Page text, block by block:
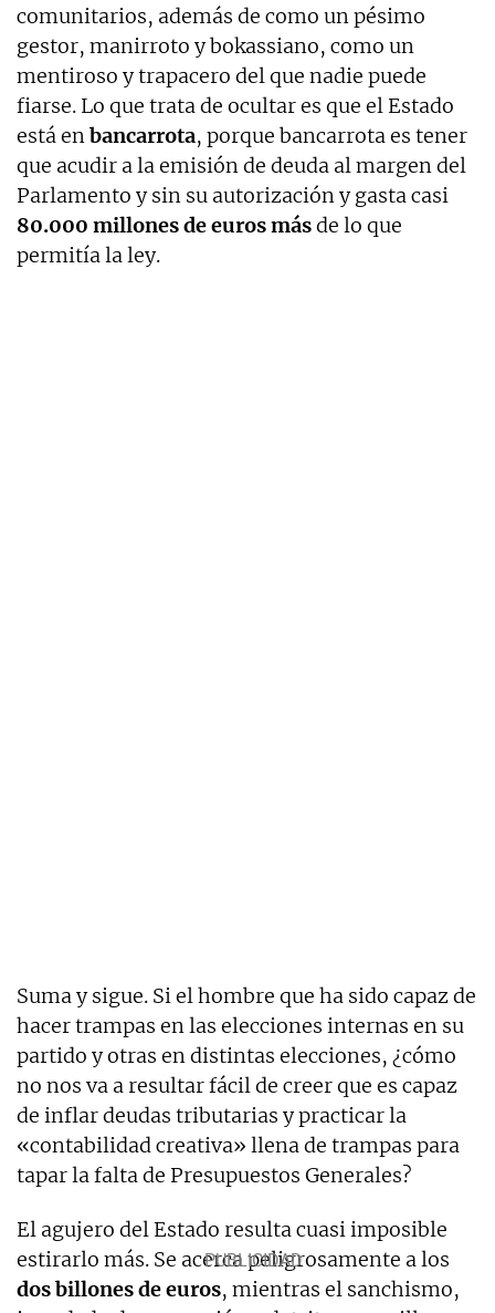
comunitarios, además de como un pésimo
gestor, manirroto y bokassiano, como un
mentiroso y trapacero del que nadie puede
fiarse. Lo que trata de ocultar es que el Estado
está enbancarrota, porque bancarrota es tener
que acudir a la emisión de deuda al margen del
Parlamento y sin su autorización y gasta casi
80.000 millones de euros másde lo que
permitía la ley.
Suma y sigue. Si el hombre que ha sido capaz de
hacer trampas en las elecciones internas en su
partido y otras en distintas elecciones, ¿cómo
no nos va a resultar fácil de creer que es capaz
de inflar deudas tributarias y practicar la
«contabilidad creativa» llena de trampas para
tapar la falta de Presupuestos Generales?
El agujero del Estado resulta cuasi imposible
estirarlo más. Se acerca peligrosamente a los
dos billones de euros, mientras el sanchismo,